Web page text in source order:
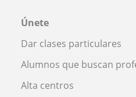
Únete
Dar clases particulares
Alumnos que buscan
Alta centros